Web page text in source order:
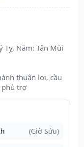
Tỵ, Năm: Tân Mùi
thuận lợi, cầu
phù trợ
(Giờ Sửu)